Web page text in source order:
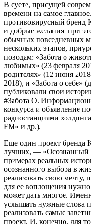
В суете, присущей
времени на самое
противовирусный бренд
и добрые желания, при
обычных повседневных
нескольких этапов,
поводам: «Забота о
любимых» (23 февраля
родителях» (12 июня
2018), и «Забота о себе»
публиковали свои
#Забота О.
конкурса и объявление
радиостанциями
FM» и др.).
Еще один проект бренда
лучших, — «Осознанный
примерах реальных
осознанного выбора в
реализовать свою мечту,
для ее воплощения нужно
может дать многое.
услышать нужные слова
реализовать самые
проект. И, конечно, для